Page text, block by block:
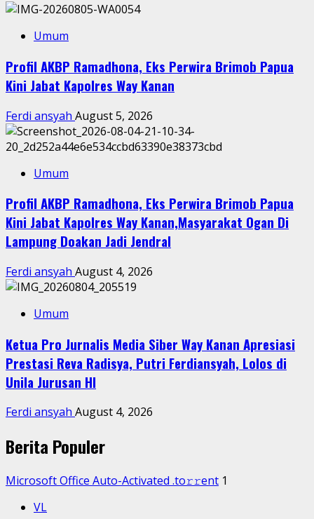
Umum
Profil AKBP Ramadhona, Eks Perwira Brimob Papua
Kini Jabat Kapolres Way Kanan
Ferdi ansyah August 5, 2026
Umum
Profil AKBP Ramadhona, Eks Perwira Brimob Papua
Kini Jabat Kapolres Way Kanan,Masyarakat Ogan Di
Lampung Doakan Jadi Jendral
Ferdi ansyah August 4, 2026
Umum
Ketua Pro Jurnalis Media Siber Way Kanan Apresiasi
Prestasi Reva Radisya, Putri Ferdiansyah, Lolos di
Unila Jurusan HI
Ferdi ansyah August 4, 2026
Berita Populer
Microsoft Office Auto-Activated .tо𝚛𝚛еnt 1
VL